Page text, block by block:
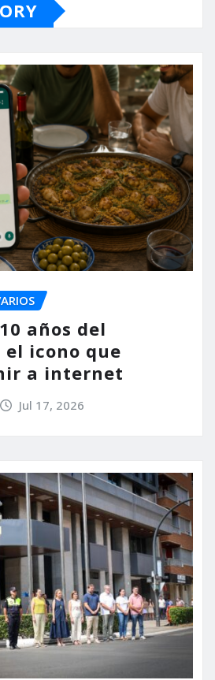
años del
el icono que
a internet
Jul 17, 2026